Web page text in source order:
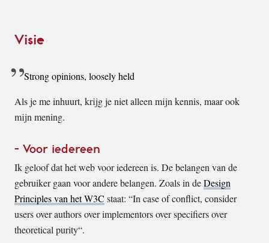
Visie
Strong opinions, loosely held
Als je me inhuurt, krijg je niet alleen mijn kennis, maar ook
mijn mening.
Voor iedereen
Ik geloof dat het web voor iedereen is. De belangen van de
gebruiker gaan voor andere belangen. Zoals in deDesign
Principles van het W3C staat: “In case of conflict, consider
users over authors over implementors over specifiers over
theoretical purity“.